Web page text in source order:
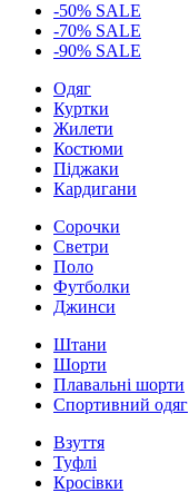
-50% SALE
-70% SALE
-90% SALE
Одяг
Куртки
Жилети
Костюми
Піджаки
Кардигани
Сорочки
Светри
Поло
Футболки
Джинси
Штани
Шорти
Плавальні шорти
Спортивний одяг
Взуття
Туфлі
Кросівки